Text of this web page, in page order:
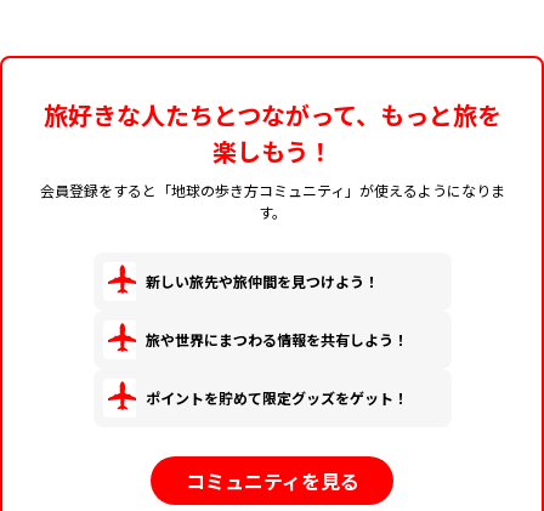
旅好きな人たちとつながって、もっと旅を
楽しもう！
会員登録をすると「地球の歩き方コミュニティ」が使えるようになりま
す。
新しい旅先や旅仲間を見つけよう！
旅や世界にまつわる情報を共有しよう！
ポイントを貯めて限定グッズをゲット！
コミュニティを見る